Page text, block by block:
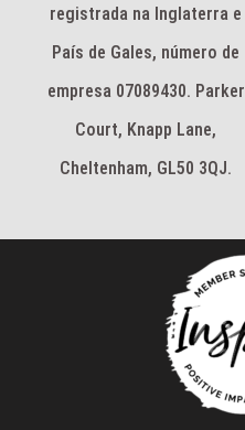
registrada na Inglaterra e
País de Gales, número de
empresa 07089430. Parker
Court, Knapp Lane,
Cheltenham, GL50 3QJ.